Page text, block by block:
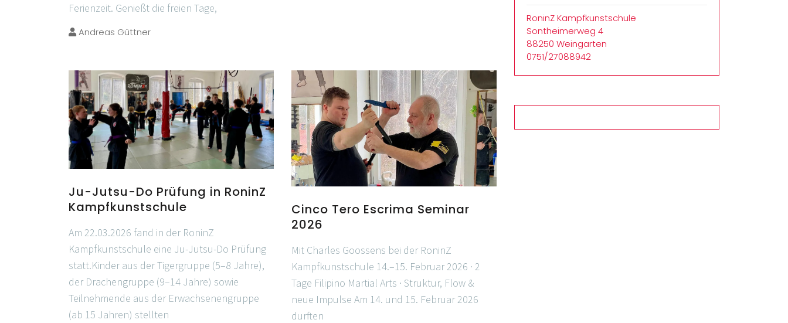
Ferienzeit. Genießt die freien Tage,
Andreas Güttner
Ju-Jutsu-Do Prüfung in RoninZ
Kampfkunstschule
Am 22.03.2026 fand in der RoninZ
Kampfkunstschule eine Ju-Jutsu-Do Prüfung
statt.Kinder aus der Tigergruppe (5–8 Jahre),
der Drachengruppe (9–14 Jahre) sowie
Teilnehmende aus der Erwachsenengruppe
(ab 15 Jahren) stellten
Cinco Tero Escrima Seminar
2026
Mit Charles Goossens bei der RoninZ
Kampfkunstschule 14.–15. Februar 2026 · 2
Tage Filipino Martial Arts · Struktur, Flow &
neue Impulse Am 14. und 15. Februar 2026
durften
RoninZ Kampfkunstschule
Sontheimerweg 4
88250 Weingarten
0751/27088942